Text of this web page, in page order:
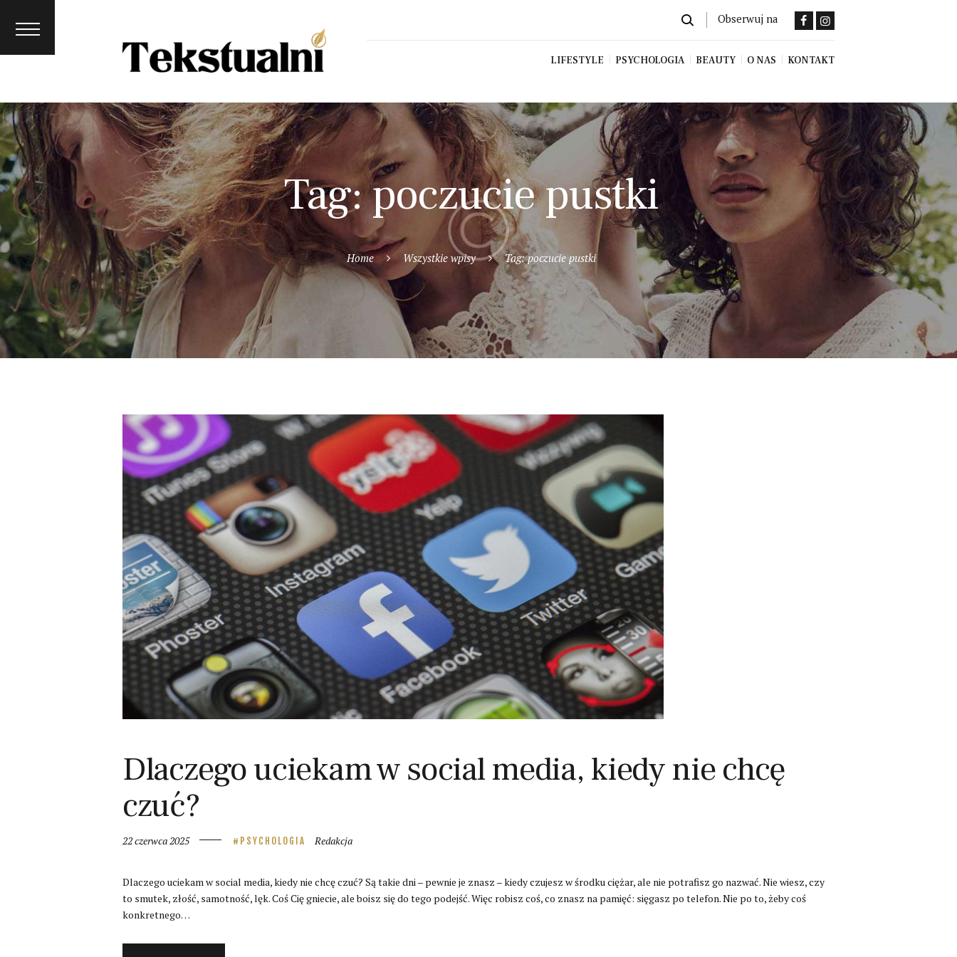
Obserwuj na
LIFESTYLE PSYCHOLOGIA BEAUTY O NAS KONTAKT
Tag: poczucie pustki
Home Wszystkie wpisy Tag: poczucie pustki
Dlaczego uciekam w social media, kiedy nie chcę
czuć?
22 czerwca 2025 PSYCHOLOGIA Redakcja
Dlaczego uciekam w social media, kiedy nie chcę czuć? Są takie dni – pewnie je znasz – kiedy czujesz w środku ciężar, ale nie potrafisz go nazwać. Nie wiesz, czy
to smutek, złość, samotność, lęk. Coś Cię gniecie, ale boisz się do tego podejść. Więc robisz coś, co znasz na pamięć: sięgasz po telefon. Nie po to, żeby coś
konkretnego…